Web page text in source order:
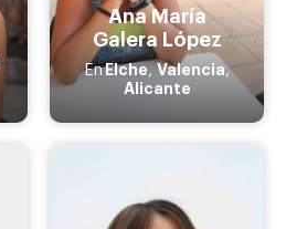
Ana María
Galera López
EnElche, Valencia,
Alicante